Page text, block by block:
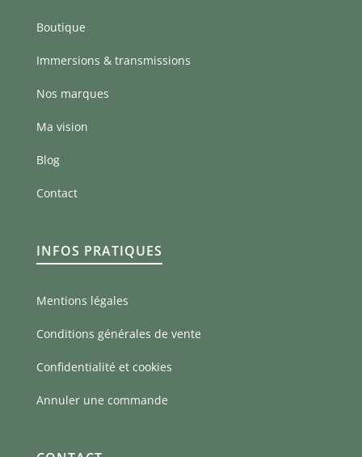
Boutique
Immersions & transmissions
Nos marques
Ma vision
Blog
Contact
INFOS PRATIQUES
Mentions légales
Conditions générales de vente
Confidentialité et cookies
Annuler une commande